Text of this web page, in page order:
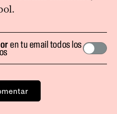
en tu email todos los